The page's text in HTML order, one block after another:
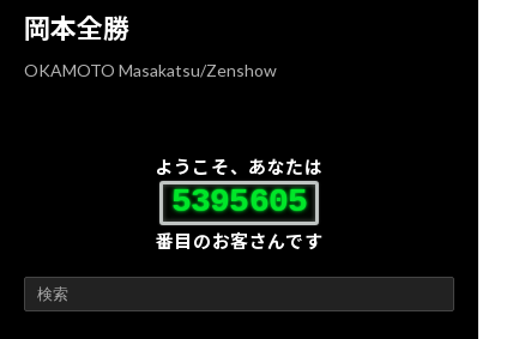
岡本全勝
OKAMOTO Masakatsu/Zenshow
ようこそ、あなたは
5395605
番目のお客さんです